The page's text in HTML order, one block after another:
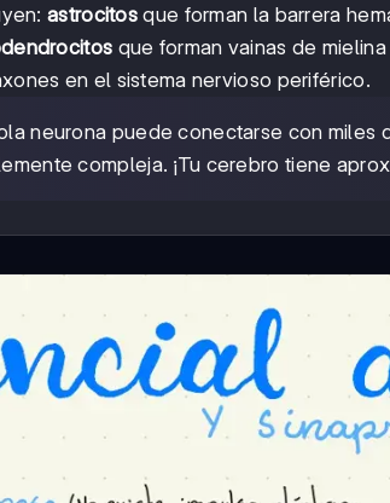
astrocitos que forman la barrera
que forman vainas de
en el sistema nervioso periférico.
neurona puede conectarse con miles
compleja. ¡Tu cerebro tiene